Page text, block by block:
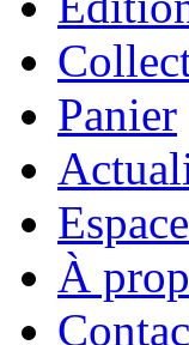
Panier
À